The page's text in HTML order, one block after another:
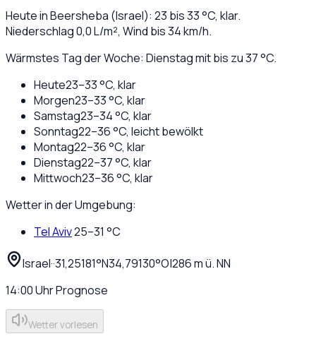
Heute inBeersheba (Israel): 23 bis33°C, klar.
Niederschlag0,0L/m², Wind bis34km/h.
Wärmstes Tag der Woche: Dienstag mit bis zu 37 °C.
Heute23–33°C, klar
Morgen23–33°C, klar
Samstag23–34°C, klar
Sonntag22–36°C, leicht bewölkt
Montag22–36°C, klar
Dienstag22–37°C, klar
Mittwoch23–36°C, klar
Wetter in der Umgebung:
Tel Aviv25–31 °C
Israel··31,25181°N34,79130°O|286m ü. NN
14:00UhrPrognose
Wetter vorlesen